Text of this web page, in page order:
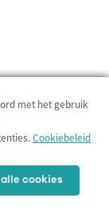
met het gebruik
Cookiebeleid
cookies